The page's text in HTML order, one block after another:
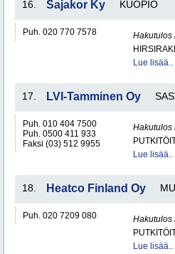
16. Sajakor Ky KUOPIO
Puh. 020 770 7578
Hakutulos
Lue lisää..
17. LVI-Tamminen Oy
Puh. 010 404 7500
Puh. 0500 411 933
Faksi (03) 512 9955
Hakutulos
Lue lisää..
18. Heatco Finland Oy
Puh. 020 7209 080
Hakutulos
Lue lisää..